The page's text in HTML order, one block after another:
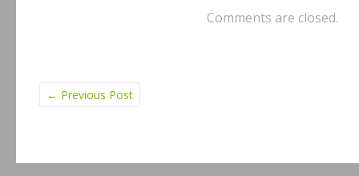
Comments are closed.
← Previous Post